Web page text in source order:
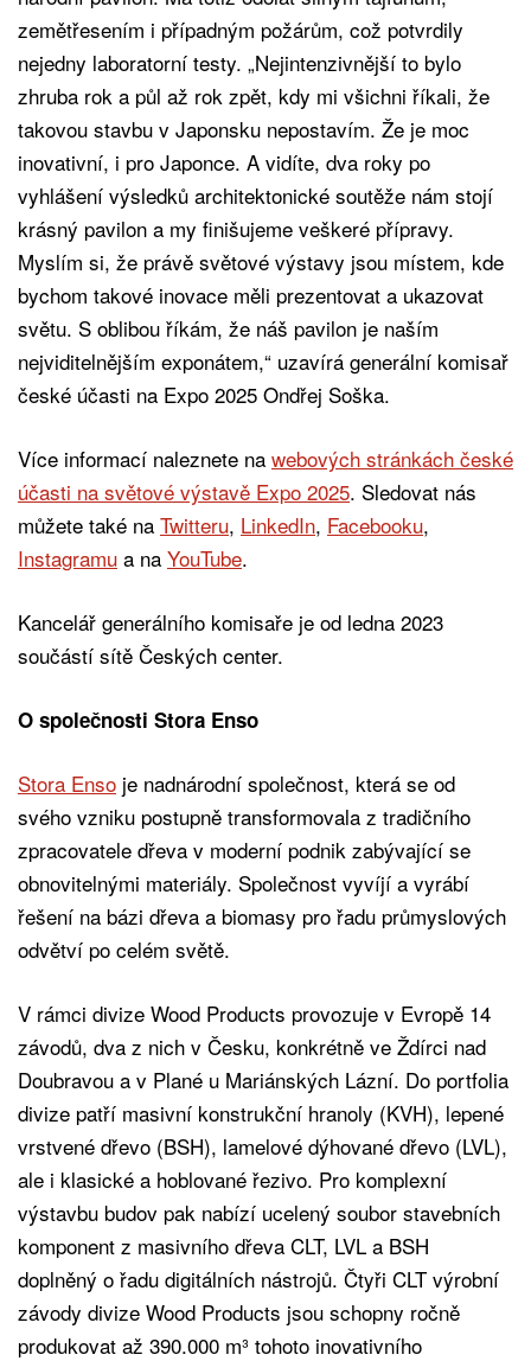
zemětřesením i případným požárům, což potvrdily
nejedny laboratorní testy. „Nejintenzivnější to bylo
zhruba rok a půl až rok zpět, kdy mi všichni říkali, že
takovou stavbu v Japonsku nepostavím. Že je moc
inovativní, i pro Japonce. A vidíte, dva roky po
vyhlášení výsledků architektonické soutěže nám stojí
krásný pavilon a my finišujeme veškeré přípravy.
Myslím si, že právě světové výstavy jsou místem, kde
bychom takové inovace měli prezentovat a ukazovat
světu. S oblibou říkám, že náš pavilon je naším
nejviditelnějším exponátem,“ uzavírá generální komisař
české účasti na Expo 2025 Ondřej Soška.
Více informací naleznete na webových stránkách české
účasti na světové výstavě Expo 2025. Sledovat nás
můžete také na Twitteru, LinkedIn, Facebooku,
Instagramu a na YouTube.
Kancelář generálního komisaře je od ledna 2023
součástí sítě Českých center.
O společnosti Stora Enso
Stora Enso je nadnárodní společnost, která se od
svého vzniku postupně transformovala z tradičního
zpracovatele dřeva v moderní podnik zabývající se
obnovitelnými materiály. Společnost vyvíjí a vyrábí
řešení na bázi dřeva a biomasy pro řadu průmyslových
odvětví po celém světě.
V rámci divize Wood Products provozuje v Evropě 14
závodů, dva z nich v Česku, konkrétně ve Ždírci nad
Doubravou a v Plané u Mariánských Lázní. Do portfolia
divize patří masivní konstrukční hranoly (KVH), lepené
vrstvené dřevo (BSH), lamelové dýhované dřevo (LVL),
ale i klasické a hoblované řezivo. Pro komplexní
výstavbu budov pak nabízí ucelený soubor stavebních
komponent z masivního dřeva CLT, LVL a BSH
doplněný o řadu digitálních nástrojů. Čtyři CLT výrobní
závody divize Wood Products jsou schopny ročně
produkovat až 390.000 m³ tohoto inovativního